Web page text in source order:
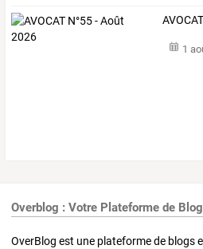
1
Overblog : Votre Plateforme de
OverBlog est une plateforme de blogs